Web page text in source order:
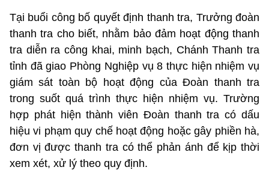
Tại buổi công bố quyết định thanh tra, Trưởng đoàn
thanh tra cho biết, nhằm bảo đảm hoạt động thanh
tra diễn ra công khai, minh bạch, Chánh Thanh tra
tỉnh đã giao Phòng Nghiệp vụ 8 thực hiện nhiệm vụ
giám sát toàn bộ hoạt động của Đoàn thanh tra
trong suốt quá trình thực hiện nhiệm vụ. Trường
hợp phát hiện thành viên Đoàn thanh tra có dấu
hiệu vi phạm quy chế hoạt động hoặc gây phiền hà,
đơn vị được thanh tra có thể phản ánh để kịp thời
xem xét, xử lý theo quy định.